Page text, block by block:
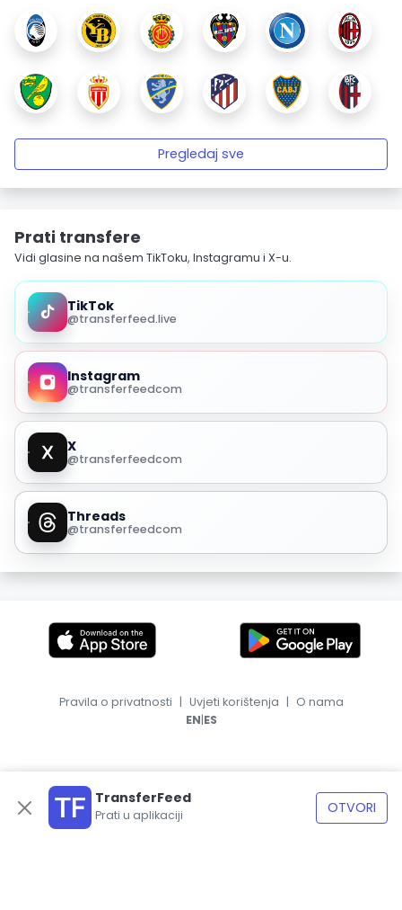
Pregledaj sve
Prati transfere
Vidi glasine na našem TikToku, Instagramu i X-u.
TikTok
@transferfeed.live
Instagram
@transferfeedcom
X
@transferfeedcom
Threads
@transferfeedcom
TransferFeed
Prati u aplikaciji OTVORI
Pravila o privatnosti | Uvjeti korištenja | O nama
EN|ES